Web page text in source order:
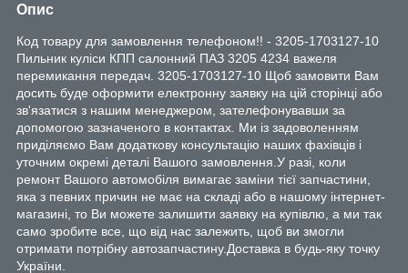
Опис
Код товару для замовлення телефоном!! - 3205-1703127-10
Пильник куліси КПП салонний ПАЗ 3205 4234 важеля
перемикання передач. 3205-1703127-10 Щоб замовити Вам
досить буде оформити електронну заявку на цій сторінці або
зв'язатися з нашим менеджером, зателефонувавши за
допомогою зазначеного в контактах. Ми із задоволенням
приділяємо Вам додаткову консультацію наших фахівців і
уточним окремі деталі Вашого замовлення.У разі, коли
ремонт Вашого автомобіля вимагає заміни тієї запчастини,
яка з певних причин не має на складі або в нашому інтернет-
магазині, то Ви можете залишити заявку на купівлю, а ми так
само зробите все, що від нас залежить, щоб ви змогли
отримати потрібну автозапчастину.Доставка в будь-яку точку
України.